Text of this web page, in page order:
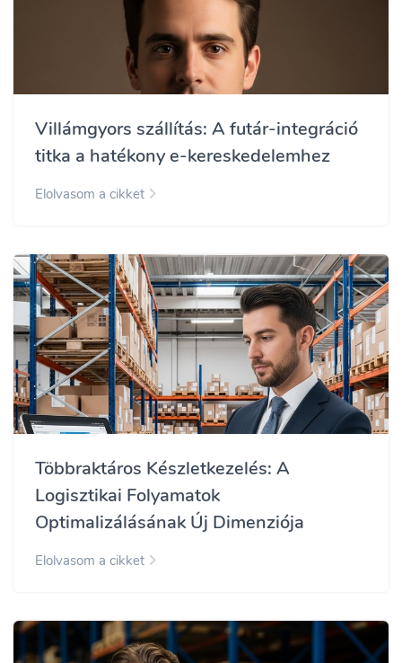
Villámgyors szállítás: A futár-integráció
titka a hatékony e-kereskedelemhez
Elolvasom a cikket
Többraktáros Készletkezelés: A
Logisztikai Folyamatok
Optimalizálásának Új Dimenziója
Elolvasom a cikket